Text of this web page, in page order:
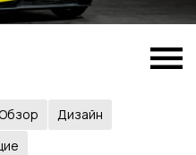
Обзор
Дизайн